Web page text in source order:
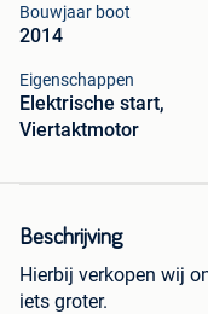
Bouwjaar boot
2014
Eigenschappen
Elektrische start,
Viertaktmotor
Beschrijving
Hierbij verkopen wij
iets groter.